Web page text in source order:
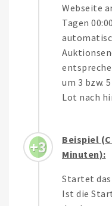
Webseite
Tagen
um 3 bzw.
Lot nach
3
Beispiel
Minuten):
Startet das
Ist die